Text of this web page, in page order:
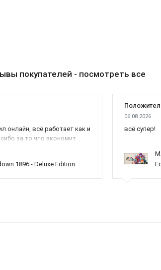
покупателей - посмотреть все
онлайн, всё работает как и
за то что экономит
ребята вы красава
помощь
1896 - Deluxe Edition
06.08.2026
всё супер!